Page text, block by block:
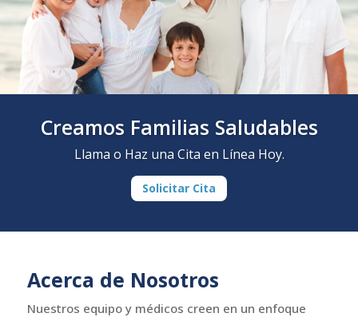
Creamos Familias Saludables
Llama o Haz una Cita en Línea Hoy.
Solicitar Cita
Acerca de Nosotros
Nuestros equipo y médicos creen en un enfoque